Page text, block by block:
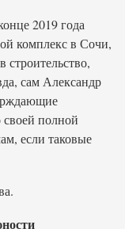
2019 года
комплекс в Сочи,
сам Александр
своей полной
если таковые